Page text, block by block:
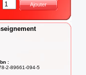
Ajouter
:
2-89661-094-5